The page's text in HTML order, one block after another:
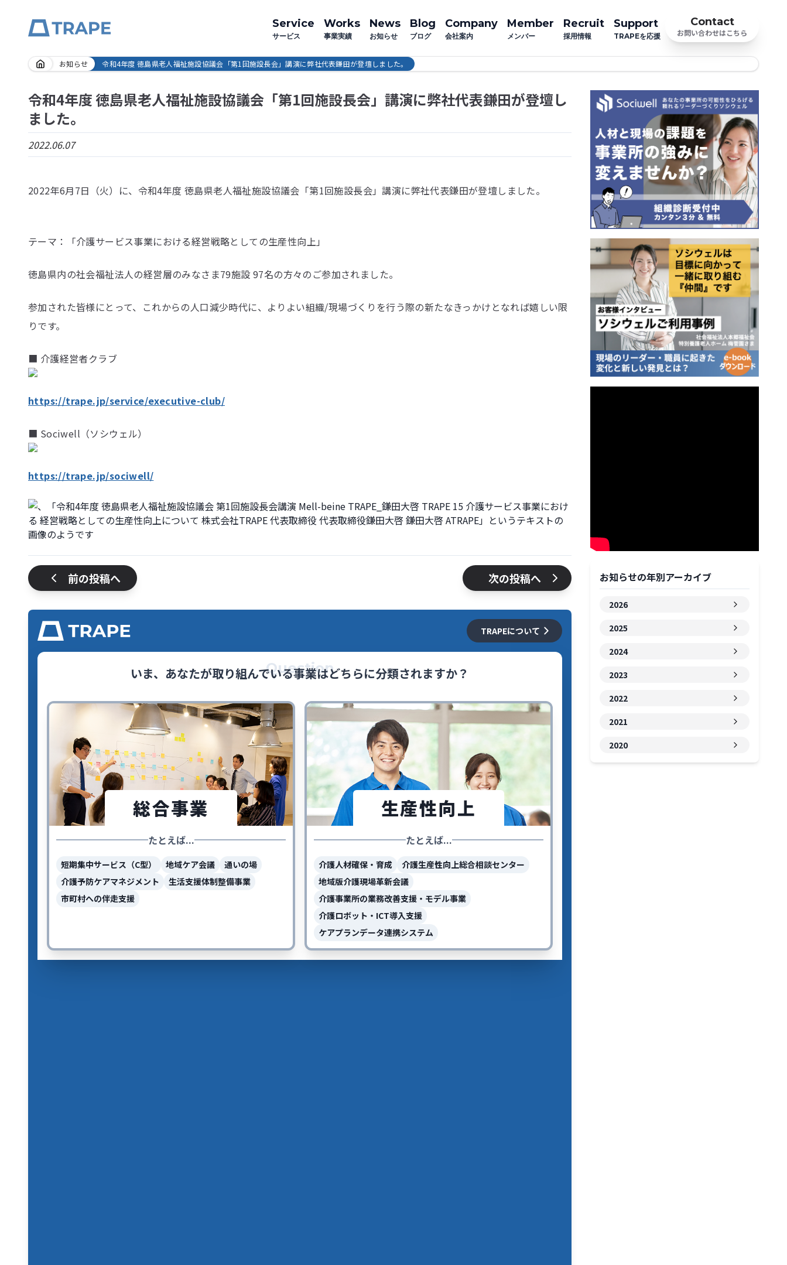
content
Service
サービス
Works
事業実績
News
お知らせ
Blog
ブログ
Company
会社案内
Member
メンバー
Recruit
採用情報
Support
TRAPEを応援
Contact
お問い合わせはこちら
お知らせ 令和4年度 徳島県老人福祉施設協議会「第1回施設長会」講演に弊社代表鎌田が登壇しました。
令和4年度 徳島県老人福祉施設協議会「第1回施設長会」講演に弊社代表鎌田が登壇し
ました。
2022.06.07
2022年6月7日（火）に、令和4年度 徳島県老人福祉施設協議会「第1回施設長会」講演に弊社代表鎌田が登壇しました。
テーマ：「介護サービス事業における経営戦略としての生産性向上」
徳島県内の社会福祉法人の経営層のみなさま79施設 97名の方々のご参加されました。
参加された皆様にとって、これからの人口減少時代に、よりよい組織/現場づくりを行う際の新たなきっかけとなれば嬉しい限
りです。
■ 介護経営者クラブ
https://trape.jp/service/executive-club/
■ Sociwell（ソシウェル）
https://trape.jp/sociwell/
前の投稿へ 次の投稿へ
TRAPEについて
Question
いま、あなたが取り組んでいる事業はどちらに分類されますか？
総合事業
たとえば...
短期集中サービス（C型） 地域ケア会議
通いの場
介護予防ケアマネジメント
生活支援体制整備事業
市町村への伴走支援
生産性向上
たとえば...
介護人材確保・育成
介護生産性向上総合相談センター
地域版介護現場革新会議
介護事業所の業務改善支援・モデル事業
介護ロボット・ICT導入支援
ケアプランデータ連携システム
お知らせの年別アーカイブ
2026
2025
2024
2023
2022
2021
2020